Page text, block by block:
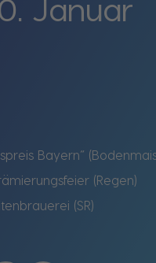
Januar
Bayern“
(Regen)
(SR)